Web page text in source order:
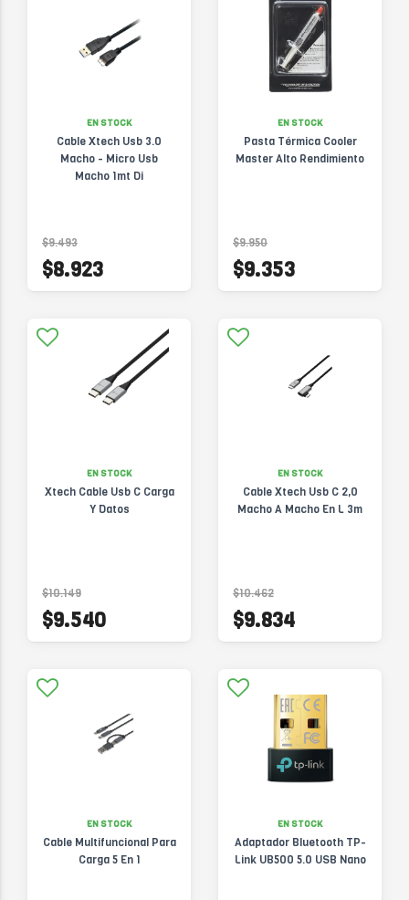
EN STOCK
Cable Xtech Usb 3.0
Macho - Micro Usb
Macho 1mt Di
$9.493
$8.923
EN STOCK
Pasta Térmica Cooler
Master Alto Rendimiento
$9.950
$9.353
EN STOCK
Xtech Cable Usb C Carga
Y Datos
$10.149
$9.540
EN STOCK
Cable Xtech Usb C 2,0
Macho A Macho En L 3m
$10.462
$9.834
EN STOCK
Cable Multifuncional Para
Carga 5 En 1
EN STOCK
Adaptador Bluetooth TP-
Link UB500 5.0 USB Nano